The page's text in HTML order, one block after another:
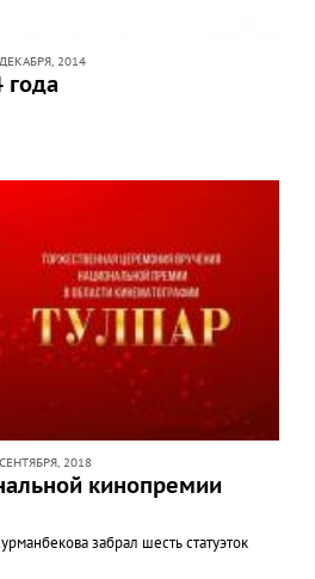
2014
года
2018
кинопремии
забрал шесть статуэток